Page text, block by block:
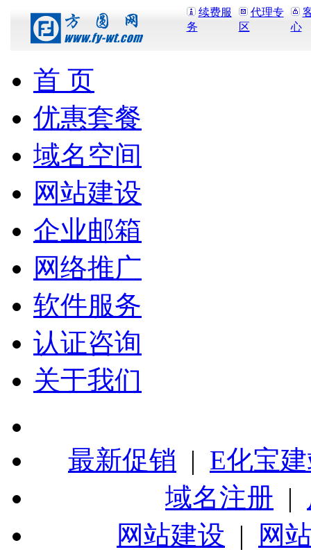
续费服
务
代理专
区
心
首 页
优惠套餐
域名空间
网站建设
企业邮箱
网络推广
软件服务
认证咨询
关于我们
最新促销 | E化宝
域名注册 |
网站建设 |
网